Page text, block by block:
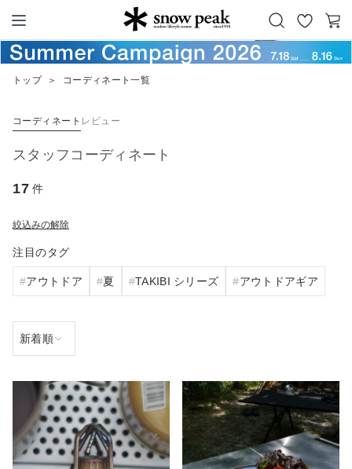
Snow Peak
お
気
カ
ー
トップ ＞ コーディネート一覧
コーディネート レビュー
スタッフコーディネート
17 件
絞込みの解除
注目のタグ
アウトドア 夏 TAKIBI シリーズ アウトドアギア